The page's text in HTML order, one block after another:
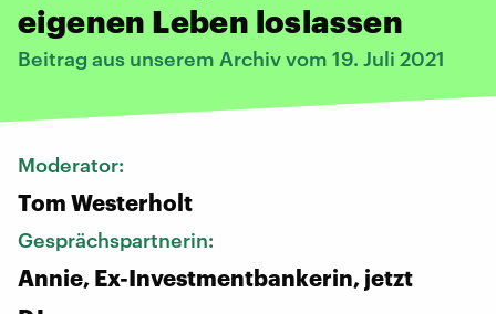
eigenen Leben loslassen
Beitrag aus unserem Archiv vom 19. Juli 2021
Moderator:
Tom Westerholt
Gesprächspartnerin:
Annie, Ex-Investmentbankerin, jetzt